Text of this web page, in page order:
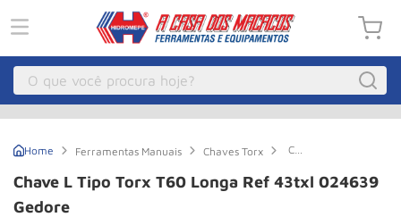
O que você procura hoje?
Ferramentas Manuais Chaves Torx
Chave
Tipo
Torx
Chave L Tipo Torx T60 Longa Ref 43txl 024639
Gedore
º Macaco Hidraulico